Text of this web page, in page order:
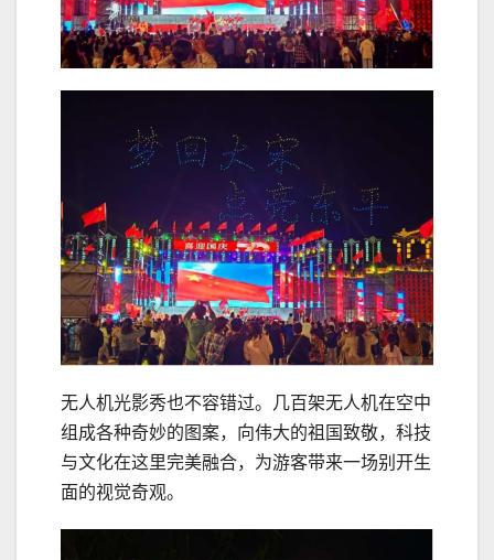
无人机光影秀也不容错过。几百架无人机在空中
组成各种奇妙的图案，向伟大的祖国致敬，科技
与文化在这里完美融合，为游客带来一场别开生
面的视觉奇观。